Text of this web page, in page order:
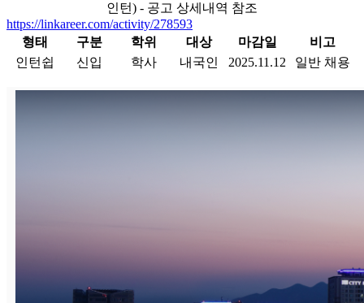
인턴) - 공고 상세내역 참조
https://linkareer.com/activity/278593
형태
구분 학위 대상 마감일
비고
인턴쉽
신입 학사 내국인 2025.11.12 일반 채용